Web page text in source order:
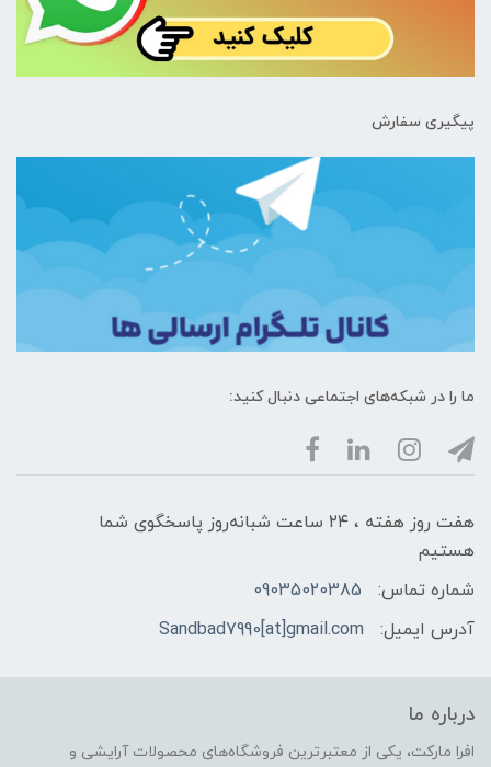
پیگیری سفارش
ما را در شبکه‌های اجتماعی دنبال کنید:
هفت روز هفته ، ۲۴ ساعت شبانه‌روز پاسخگوی شما
هستیم
شماره تماس:
09035020385
آدرس ایمیل:
Sandbad7990[at]gmail.com
درباره ما
افرا مارکت، یکی از معتبرترین فروشگاه‌های محصولات آرایشی و